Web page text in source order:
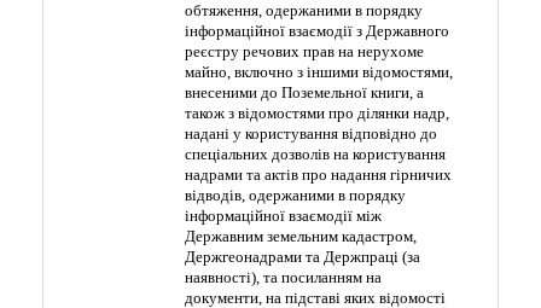
обтяження, одержаними в порядку
інформаційної взаємодії з Державного
реєстру речових прав на нерухоме
майно, включно з іншими відомостями,
внесеними до Поземельної книги, а
також з відомостями про ділянки надр,
надані у користування відповідно до
спеціальних дозволів на користування
надрами та актів про надання гірничих
відводів, одержаними в порядку
інформаційної взаємодії між
Державним земельним кадастром,
Держгеонадрами та Держпраці (за
наявності), та посиланням на
документи, на підставі яких відомості